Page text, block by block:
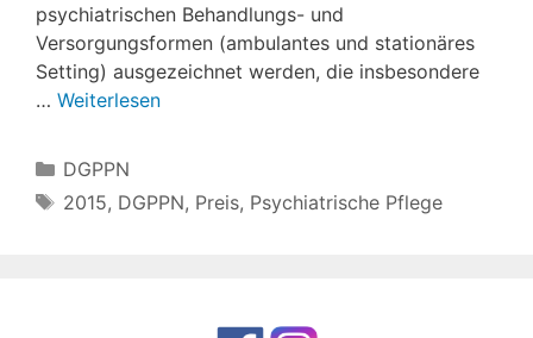
psychiatrischen Behandlungs- und
Versorgungsformen (ambulantes und stationäres
Setting) ausgezeichnet werden, die insbesondere
… Weiterlesen
Kategorien
DGPPN
Schlagwörter
2015, DGPPN, Preis, Psychiatrische Pflege